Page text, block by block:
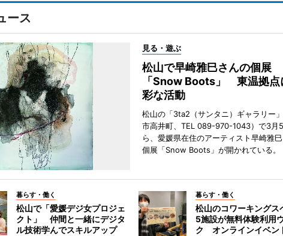
ース
見る・遊ぶ
松山で早崎雅巳さんの個展
「Snow Boots」 東温拠点
彩な活動
松山の「3ta2（サンタニ）ギャラリー
市高井町、TEL 089-970-1043）で3月
ら、愛媛県在住のアーティスト早崎雅
個展「Snow Boots」が開かれている。
暮らす・働く
松山で「愛媛デジ女プロジェ
クト」 仲間と一緒にデジタ
ル技術学んでスキルアップ
暮らす・働く
松山のコワーキングス
5施設が無料体験利用
ク オンラインイベン